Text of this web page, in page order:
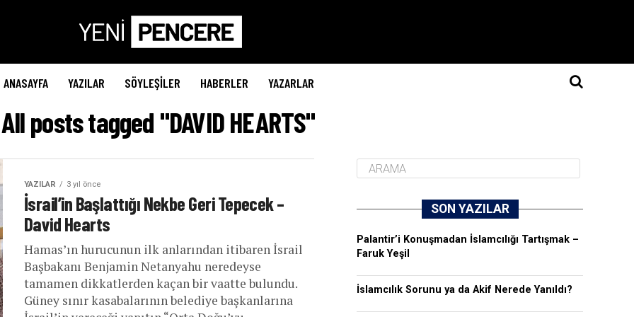
ANASAYFA YAZILAR SÖYLEŞILER HABERLER YAZARLAR
All posts tagged "DAVID HEARTS"
YAZILAR 3 yıl önce
İsrail’in Başlattığı Nekbe Geri Tepecek –
David Hearts
Hamas’ın hurucunun ilk anlarından itibaren İsrail
Başbakanı Benjamin Netanyahu neredeyse
tamamen dikkatlerden kaçan bir vaatte bulundu.
Güney sınır kasabalarının belediye başkanlarına
SON YAZILAR
Palantir’i Konuşmadan İslamcılığı Tartışmak –
Faruk Yeşil
İslamcılık Sorunu ya da Akif Nerede Yanıldı?